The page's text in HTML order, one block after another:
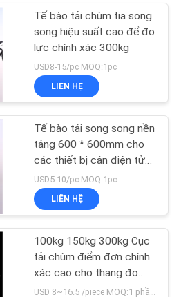
tải
loại S
60
23
Tế bào tải chùm tia song
song hiệu suất cao để đo
lực chính xác 300kg
USD8-15/pc MOQ:1pc
LIÊN HỆ
Tế bào tải song song nền
tảng 600 * 600mm cho
các thiết bị cân điện tử
kích thước nhỏ
USD5-10/pc MOQ:1pc
LIÊN HỆ
100kg 150kg 300kg Cục
tải chùm điểm đơn chính
xác cao cho thang đo
giá, thang đo C3 chính